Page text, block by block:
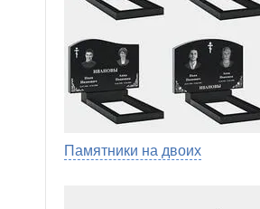
Памятники на двоих